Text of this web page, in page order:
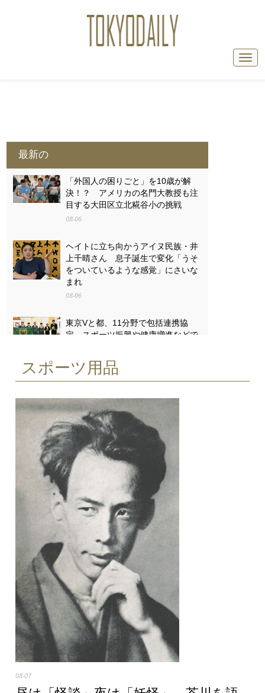
最新の
「外国人の困りごと」を10歳が解
決！？ アメリカの名門大教授も注
目する大田区立北糀谷小の挑戦
08-06
ヘイトに立ち向かうアイヌ民族・井
上千晴さん 息子誕生で変化「うそ
をついているような感覚」にさいな
まれ
08-06
東京Vと都、11分野で包括連携協
定 スポーツ振興や健康増進などで
「戦争は失うものが大きすぎる」
撃の遺族と向き合った13歳の思い
08-06
スポーツ用品
08-07